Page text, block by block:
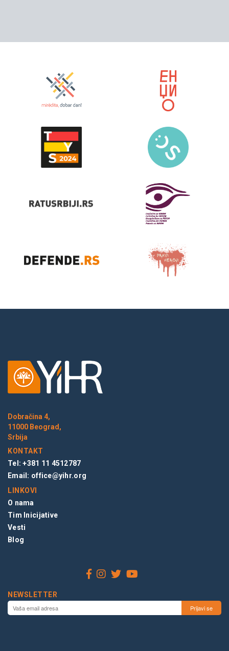
Dobračina 4,
11000 Beograd,
Srbija
KONTAKT
Tel: +381 11 4512787
Email: office@yihr.org
LINKOVI
O nama
Tim Inicijative
Vesti
Blog
NEWSLETTER